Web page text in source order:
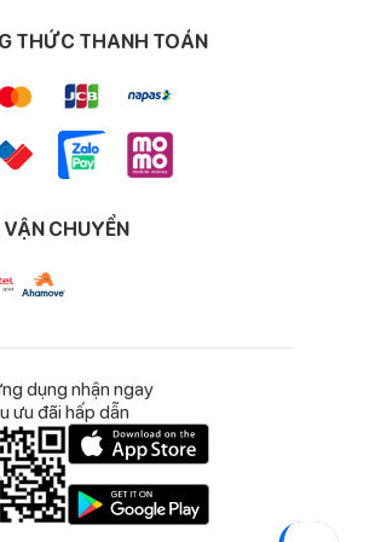
s
THỨC THANH TOÁN
CHUYỂN
dụng nhận ngay
ưu đãi hấp dẫn